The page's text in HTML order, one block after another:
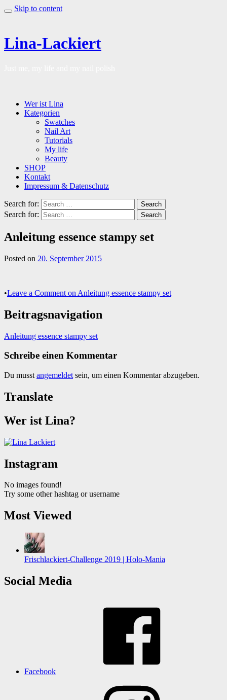
Skip to content
Lina-Lackiert
Wer ist Lina
Kategorien
Swatches
Nail Art
Tutorials
My life
Beauty
SHOP
Kontakt
Impressum & Datenschutz
Search for: Search
Search for: Search
Anleitung essence stampy set
Posted on 20. September 2015
•Leave a Comment on Anleitung essence stampy set
Beitragsnavigation
Anleitung essence stampy set
Schreibe einen Kommentar
Du musst angemeldet sein, um einen Kommentar abzugeben.
Translate
Wer ist Lina?
Instagram
No images found!
Try some other hashtag or username
Most Viewed
Frischlackiert-Challenge 2019 | Holo-Mania
Social Media
Facebook